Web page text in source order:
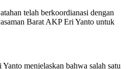
telah berkoordianasi dengan
Barat AKP Eri Yanto untuk
menjelaskan bahwa salah satu